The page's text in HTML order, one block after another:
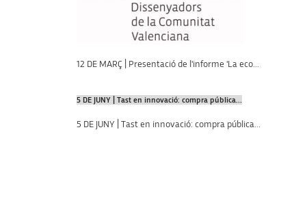
12 DE MARÇ | Presentació de l'informe 'La eco...
5 DE JUNY | Tast en innovació: compra pública...
5 DE JUNY | Tast en innovació: compra pública...